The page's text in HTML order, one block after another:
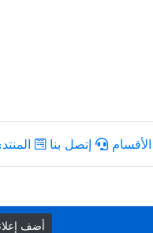
الأقسام إتصل بنا
أضف